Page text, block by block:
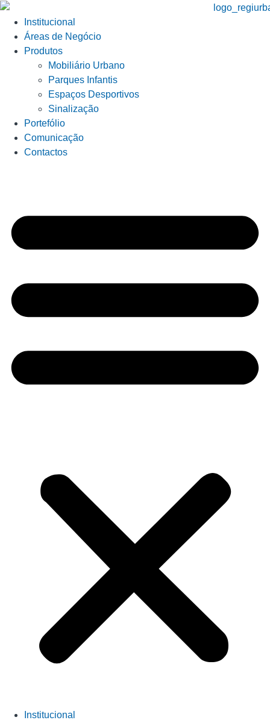
Institucional
Áreas de Negócio
Produtos
Mobiliário Urbano
Parques Infantis
Espaços Desportivos
Sinalização
Portefólio
Comunicação
Contactos
Institucional